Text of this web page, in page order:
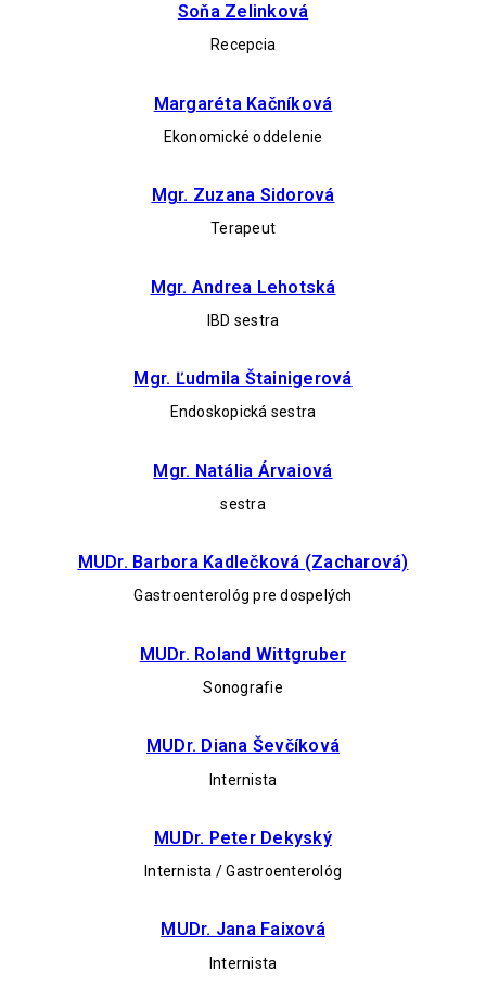
Soňa Zelinková
Recepcia
Margaréta Kačníková
Ekonomické oddelenie
Mgr. Zuzana Sidorová
Terapeut
Mgr. Andrea Lehotská
IBD sestra
Mgr. Ľudmila Štainigerová
Endoskopická sestra
Mgr. Natália Árvaiová
sestra
MUDr. Barbora Kadlečková (Zacharová)
Gastroenterológ pre dospelých
MUDr. Roland Wittgruber
Sonografie
MUDr. Diana Ševčíková
Internista
MUDr. Peter Dekyský
Internista / Gastroenterológ
MUDr. Jana Faixová
Internista